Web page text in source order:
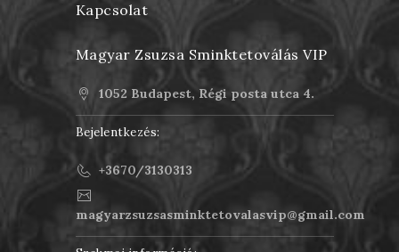
Kapcsolat
Magyar Zsuzsa Sminktetoválás VIP
1052 Budapest, Régi posta utca 4.
Bejelentkezés:
+3670/3130313
magyarzsuzsasminktetovalasvip@gmail.com